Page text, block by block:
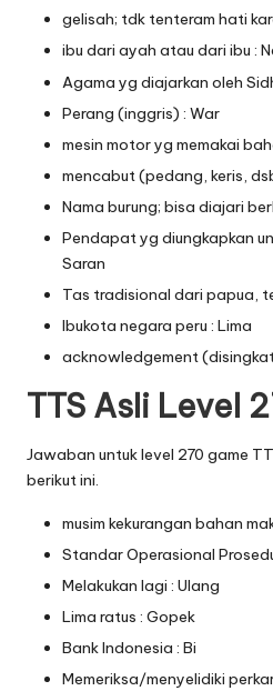
gelisah; tdk tenteram hati
ibu dari ayah atau dari ibu :
Agama yg diajarkan oleh
Perang (inggris) : War
mesin motor yg memakai
mencabut (pedang, keris,
Nama burung; bisa diajari
Pendapat yg diungkapkan
Saran
Tas tradisional dari papua,
Ibukota negara peru : Lima
acknowledgement
TTS Asli Level
Jawaban untuk level 270 game
berikut ini.
musim kekurangan bahan
Standar Operasional
Melakukan lagi : Ulang
Lima ratus : Gopek
Bank Indonesia : Bi
Memeriksa/menyelidiki